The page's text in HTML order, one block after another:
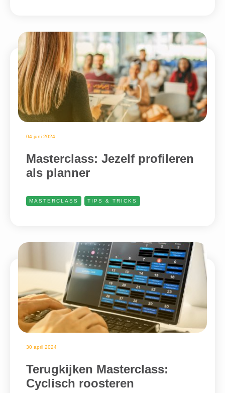
04 juni 2024
Masterclass: Jezelf profileren
als planner
MASTERCLASS TIPS & TRICKS
30 april 2024
Terugkijken Masterclass:
Cyclisch roosteren